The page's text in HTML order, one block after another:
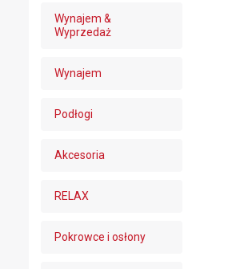
Wynajem &
Wyprzedaż
Wynajem
Podłogi
Akcesoria
RELAX
Pokrowce i osłony